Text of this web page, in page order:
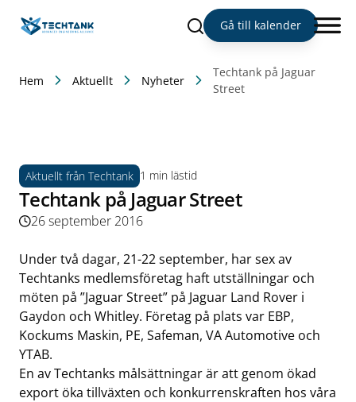
Sök Gå till kalender
Hem Aktuellt Nyheter
Techtank på Jaguar
Street
Aktuellt från Techtank 1 min lästid
Techtank på Jaguar Street
26 september 2016
Under två dagar, 21-22 september, har sex av
Techtanks medlemsföretag haft utställningar och
möten på ”Jaguar Street” på Jaguar Land Rover i
Gaydon och Whitley. Företag på plats var EBP,
Kockums Maskin, PE, Safeman, VA Automotive och
YTAB.
En av Techtanks målsättningar är att genom ökad
export öka tillväxten och konkurrenskraften hos våra